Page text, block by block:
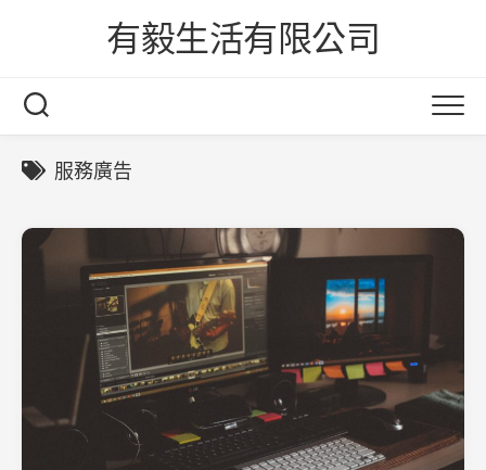
有毅生活有限公司
服務廣告